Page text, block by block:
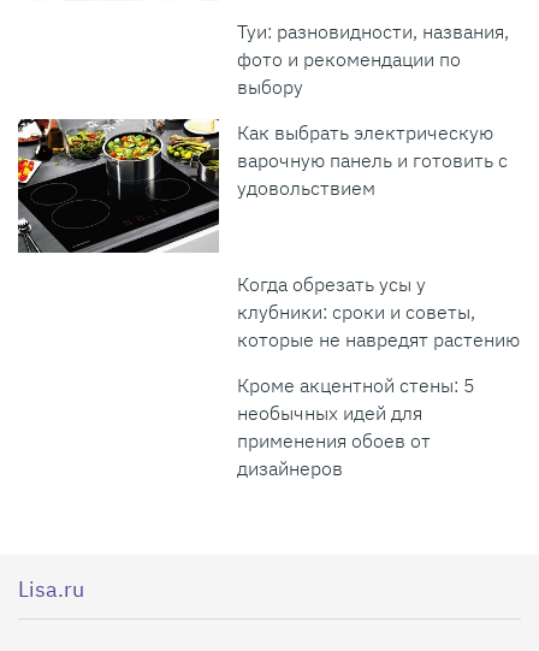
Туи: разновидности, названия,
фото и рекомендации по
выбору
Как выбрать электрическую
варочную панель и готовить с
удовольствием
Когда обрезать усы у
клубники: сроки и советы,
которые не навредят растению
Кроме акцентной стены: 5
необычных идей для
применения обоев от
дизайнеров
Lisa.ru